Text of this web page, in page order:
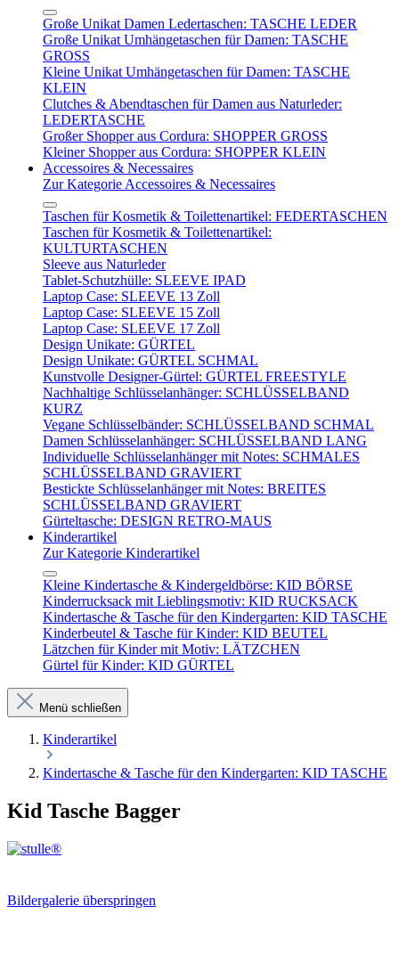
Große Unikat Damen Ledertaschen: TASCHE LEDER
Große Unikat Umhängetaschen für Damen: TASCHE
GROSS
Kleine Unikat Umhängetaschen für Damen: TASCHE
KLEIN
Clutches & Abendtaschen für Damen aus Naturleder:
LEDERTASCHE
Großer Shopper aus Cordura: SHOPPER GROSS
Kleiner Shopper aus Cordura: SHOPPER KLEIN
Accessoires & Necessaires
Zur Kategorie Accessoires & Necessaires
Taschen für Kosmetik & Toilettenartikel: FEDERTASCHEN
Taschen für Kosmetik & Toilettenartikel:
KULTURTASCHEN
Sleeve aus Naturleder
Tablet-Schutzhülle: SLEEVE IPAD
Laptop Case: SLEEVE 13 Zoll
Laptop Case: SLEEVE 15 Zoll
Laptop Case: SLEEVE 17 Zoll
Design Unikate: GÜRTEL
Design Unikate: GÜRTEL SCHMAL
Kunstvolle Designer-Gürtel: GÜRTEL FREESTYLE
Nachhaltige Schlüsselanhänger: SCHLÜSSELBAND
KURZ
Vegane Schlüsselbänder: SCHLÜSSELBAND SCHMAL
Damen Schlüsselanhänger: SCHLÜSSELBAND LANG
Individuelle Schlüsselanhänger mit Notes: SCHMALES
SCHLÜSSELBAND GRAVIERT
Bestickte Schlüsselanhänger mit Notes: BREITES
SCHLÜSSELBAND GRAVIERT
Gürteltasche: DESIGN RETRO-MAUS
Kinderartikel
Zur Kategorie Kinderartikel
Kleine Kindertasche & Kindergeldbörse: KID BÖRSE
Kinderrucksack mit Lieblingsmotiv: KID RUCKSACK
Kindertasche & Tasche für den Kindergarten: KID TASCHE
Kinderbeutel & Tasche für Kinder: KID BEUTEL
Lätzchen für Kinder mit Motiv: LÄTZCHEN
Gürtel für Kinder: KID GÜRTEL
Menü schließen
Kinderartikel
Kindertasche & Tasche für den Kindergarten: KID TASCHE
Kid Tasche Bagger
Bildergalerie überspringen